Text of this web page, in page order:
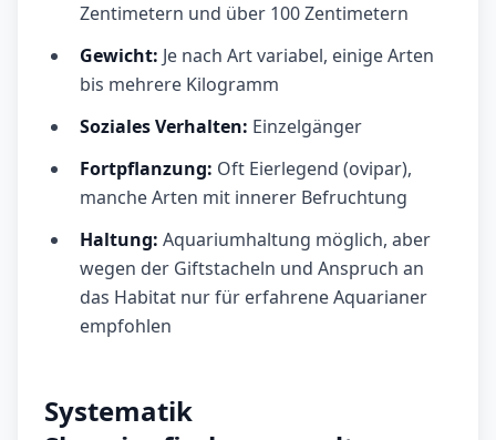
Zentimetern und über 100 Zentimetern
Gewicht: Je nach Art variabel, einige Arten
bis mehrere Kilogramm
Soziales Verhalten: Einzelgänger
Fortpflanzung: Oft Eierlegend (ovipar),
manche Arten mit innerer Befruchtung
Haltung: Aquariumhaltung möglich, aber
wegen der Giftstacheln und Anspruch an
das Habitat nur für erfahrene Aquarianer
empfohlen
Systematik